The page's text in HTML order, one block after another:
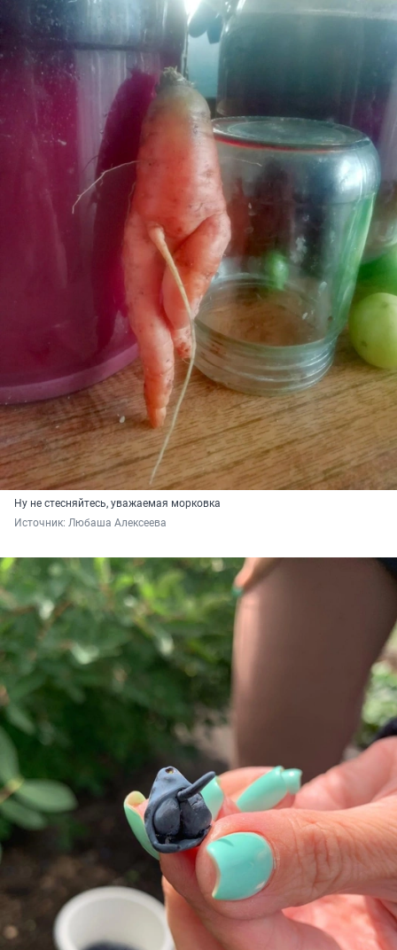
Ну не стесняйтесь, уважаемая морковка
Источник: Любаша Алексеева